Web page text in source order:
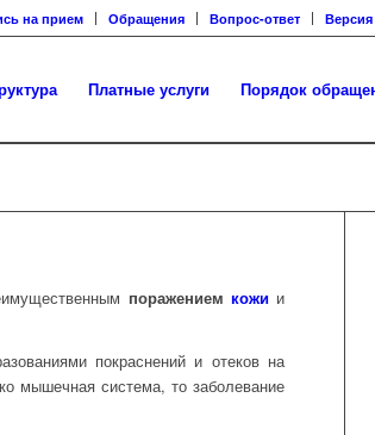
на прием Обращения Вопрос-ответ
Платные услуги Порядок
поражением кожи и
покраснений и отеков на
мышечная система, то заболевание